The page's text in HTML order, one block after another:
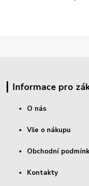
Informace pro
O nás
Vše o nákupu
Obchodní
Kontakty